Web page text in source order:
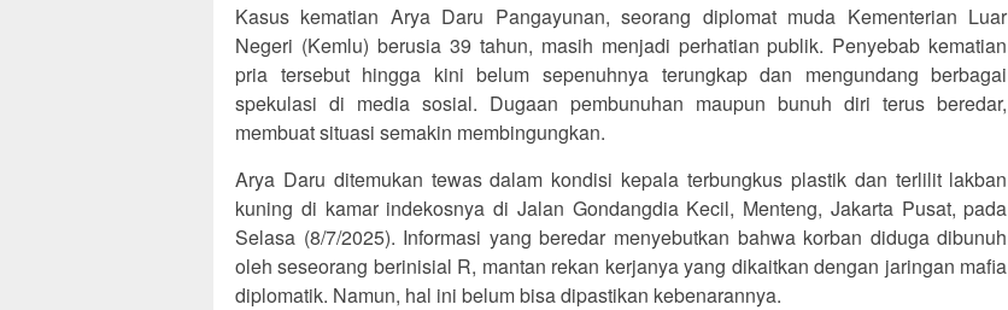
Kasus kematian Arya Daru Pangayunan, seorang diplomat muda Kementerian Luar
Negeri (Kemlu) berusia 39 tahun, masih menjadi perhatian publik. Penyebab kematian
pria tersebut hingga kini belum sepenuhnya terungkap dan mengundang berbagai
spekulasi di media sosial. Dugaan pembunuhan maupun bunuh diri terus beredar,
membuat situasi semakin membingungkan.
Arya Daru ditemukan tewas dalam kondisi kepala terbungkus plastik dan terlilit lakban
kuning di kamar indekosnya di Jalan Gondangdia Kecil, Menteng, Jakarta Pusat, pada
Selasa (8/7/2025). Informasi yang beredar menyebutkan bahwa korban diduga dibunuh
oleh seseorang berinisial R, mantan rekan kerjanya yang dikaitkan dengan jaringan mafia
diplomatik. Namun, hal ini belum bisa dipastikan kebenarannya.